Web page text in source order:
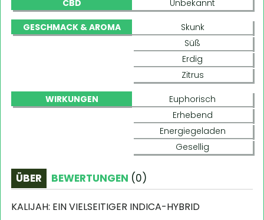
CBD Unbekannt
GESCHMACK & AROMA
Skunk
Süß
Erdig
Zitrus
WIRKUNGEN
Euphorisch
Erhebend
Energiegeladen
Gesellig
ÜBER BEWERTUNGEN (0)
KALIJAH: EIN VIELSEITIGER INDICA-HYBRID